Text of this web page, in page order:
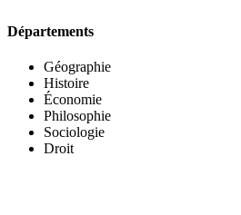
Départements
Géographie
Histoire
Économie
Philosophie
Sociologie
Droit